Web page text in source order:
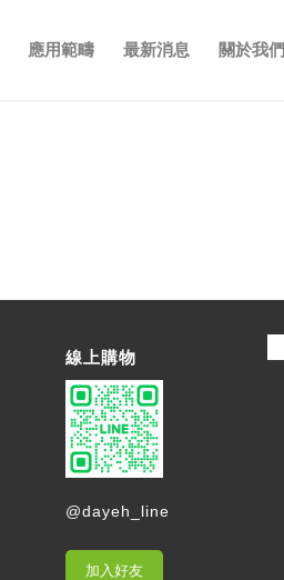
應用範疇 最新消息 關於我們
線上購物
@dayeh_line
加入好友